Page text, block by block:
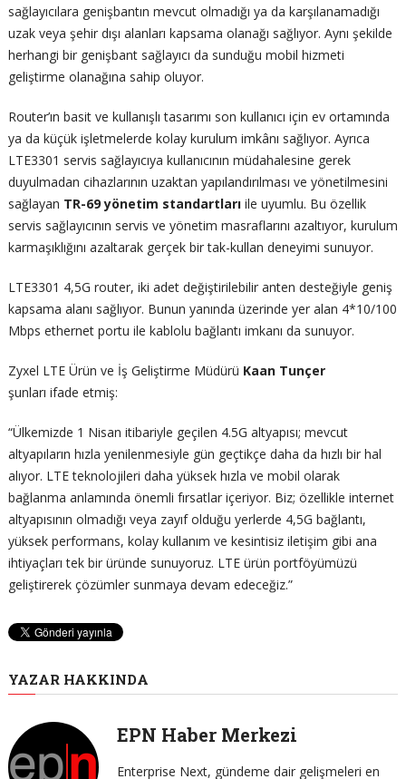
sağlayıcılara genişbantın mevcut olmadığı ya da karşılanamadığı
uzak veya şehir dışı alanları kapsama olanağı sağlıyor. Aynı şekilde
herhangi bir genişbant sağlayıcı da sunduğu mobil hizmeti
geliştirme olanağına sahip oluyor.
Router’ın basit ve kullanışlı tasarımı son kullanıcı için ev ortamında
ya da küçük işletmelerde kolay kurulum imkânı sağlıyor. Ayrıca
LTE3301 servis sağlayıcıya kullanıcının müdahalesine gerek
duyulmadan cihazlarının uzaktan yapılandırılması ve yönetilmesini
sağlayan TR-69 yönetim standartlarıile uyumlu. Bu özellik
servis sağlayıcının servis ve yönetim masraflarını azaltıyor, kurulum
karmaşıklığını azaltarak gerçek bir tak-kullan deneyimi sunuyor.
LTE3301 4,5G router, iki adet değiştirilebilir anten desteğiyle geniş
kapsama alanı sağlıyor. Bunun yanında üzerinde yer alan 4*10/100
Mbps ethernet portu ile kablolu bağlantı imkanı da sunuyor.
Zyxel LTE Ürün ve İş Geliştirme Müdürü Kaan Tunçer
şunları ifade etmiş:
“Ülkemizde 1 Nisan itibariyle geçilen 4.5G altyapısı; mevcut
altyapıların hızla yenilenmesiyle gün geçtikçe daha da hızlı bir hal
alıyor. LTE teknolojileri daha yüksek hızla ve mobil olarak
bağlanma anlamında önemli fırsatlar içeriyor. Biz; özellikle internet
altyapısının olmadığı veya zayıf olduğu yerlerde 4,5G bağlantı,
yüksek performans, kolay kullanım ve kesintisiz iletişim gibi ana
ihtiyaçları tek bir üründe sunuyoruz. LTE ürün portföyümüzü
geliştirerek çözümler sunmaya devam edeceğiz.”
YAZAR HAKKINDA
EPN Haber Merkezi
Enterprise Next, gündeme dair gelişmeleri en